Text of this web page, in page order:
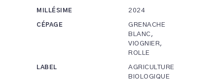
MILLÉSIME 2024
CÉPAGE
GRENACHE
BLANC,
VIOGNIER,
ROLLE
LABEL
AGRICULTURE
BIOLOGIQUE